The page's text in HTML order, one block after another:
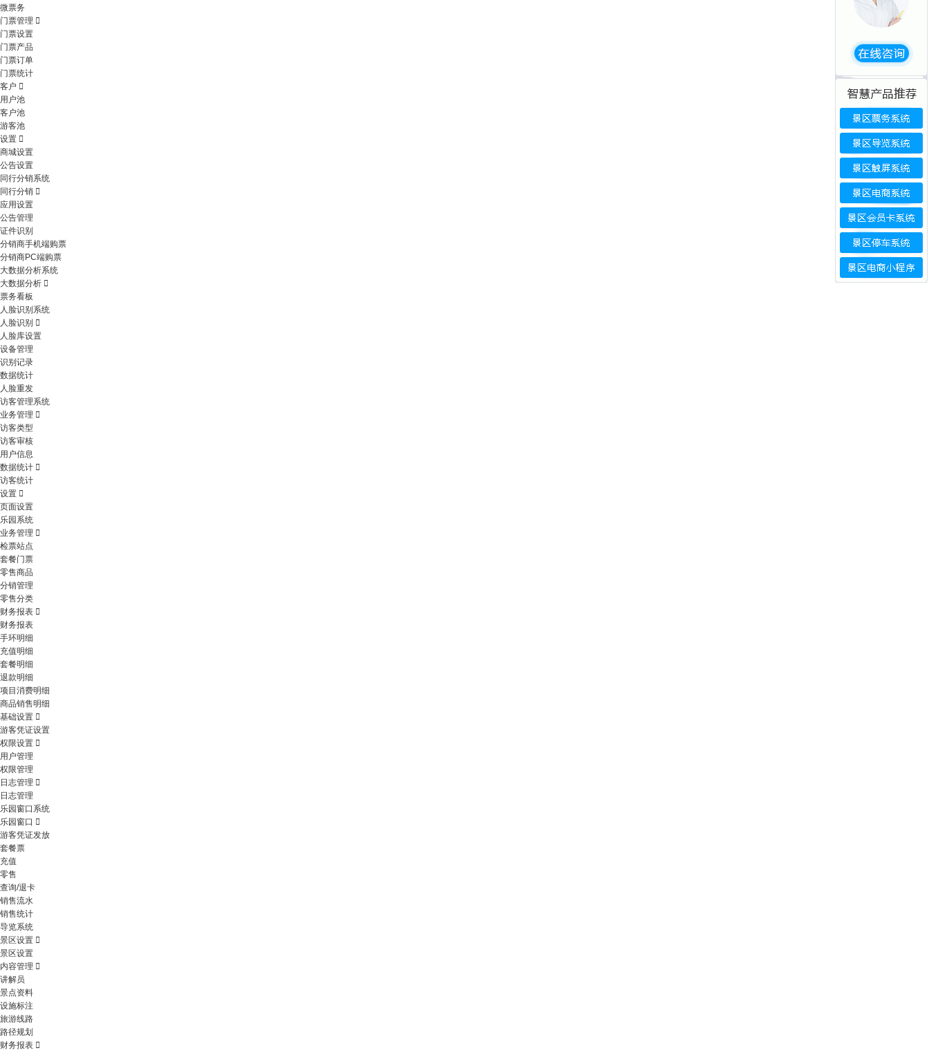
微票务
门票管理
门票设置
门票产品
门票订单
门票统计
客户
用户池
客户池
游客池
设置
商城设置
公告设置
同行分销系统
同行分销
应用设置
公告管理
证件识别
分销商手机端购票
分销商PC端购票
大数据分析系统
大数据分析
票务看板
人脸识别系统
人脸识别
人脸库设置
设备管理
识别记录
数据统计
人脸重发
访客管理系统
业务管理
访客类型
访客审核
用户信息
数据统计
访客统计
设置
页面设置
乐园系统
业务管理
检票站点
套餐门票
零售商品
分销管理
零售分类
财务报表
财务报表
手环明细
充值明细
套餐明细
退款明细
项目消费明细
商品销售明细
基础设置
游客凭证设置
权限设置
用户管理
权限管理
日志管理
日志管理
乐园窗口系统
乐园窗口
游客凭证发放
套餐票
充值
零售
查询/退卡
销售流水
销售统计
导览系统
景区设置
景区设置
内容管理
讲解员
景点资料
设施标注
旅游线路
路径规划
财务报表